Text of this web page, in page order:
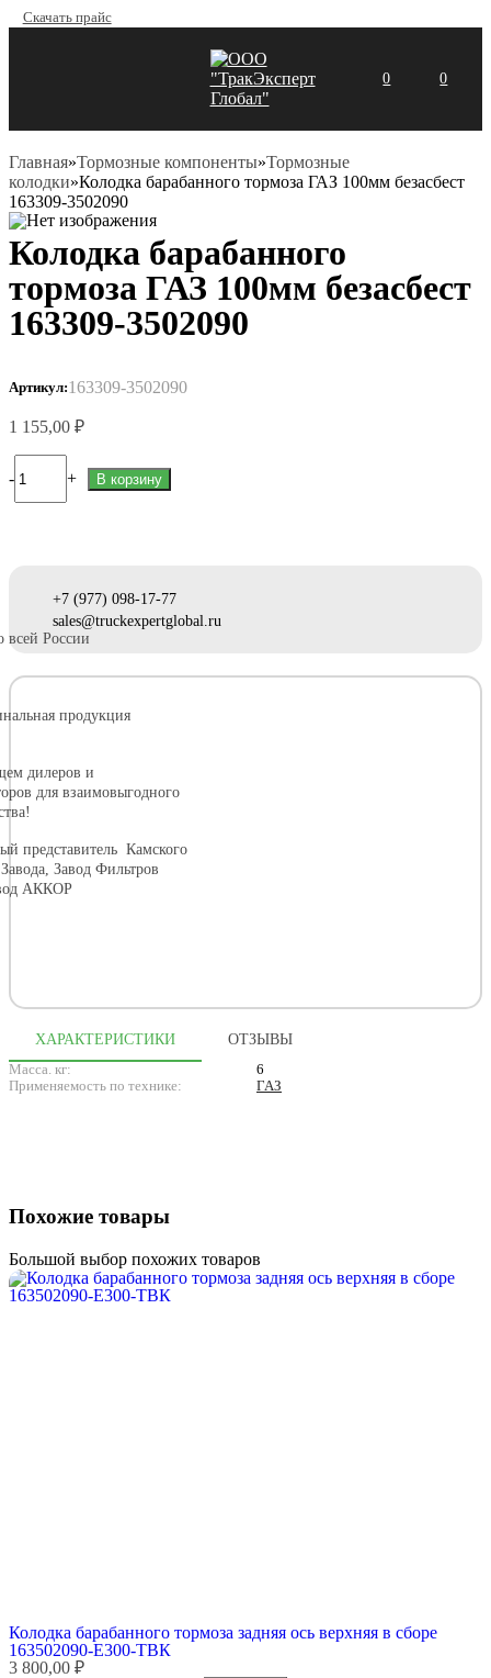
Skip
Скачать прайс
0 0
Главная»Тормозные компоненты»Тормозные
колодки»Колодка барабанного тормоза ГАЗ 100мм безасбест
163309-3502090
Колодка барабанного
тормоза ГАЗ 100мм безасбест
163309-3502090
Артикул:163309-3502090
1 155,00 ₽
- + В корзину
+7 (977) 098-17-77
sales@truckexpertglobal.ru
всей России
продукция
дилеров и
для взаимовыгодного
представитель  Камского
Завод Фильтров
АККОР
ХАРАКТЕРИСТИКИ ОТЗЫВЫ
Масса. кг:
6
Применяемость по технике:
ГАЗ
Похожие товары
Большой выбор похожих товаров
Колодка барабанного тормоза задняя ось верхняя в сборе
163502090-Е300-ТВК
3 800,00 ₽